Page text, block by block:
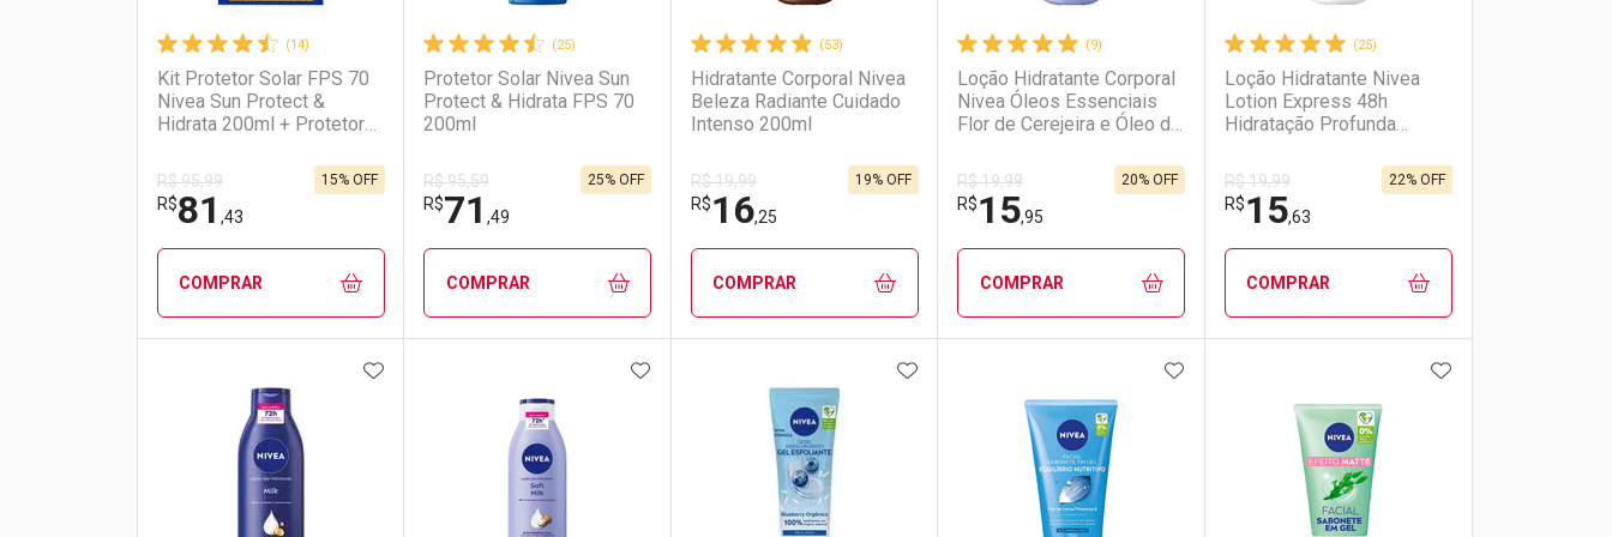
(14)
Kit Protetor Solar FPS 70
Nivea Sun Protect &
Hidrata 200ml + Protetor
Antissinais FPS 70 40ml
R$ 95,99
R$81 ,43
15% OFF
COMPRAR
Laboratório
Por Menos
(25)
Protetor Solar Nivea Sun
Protect & Hidrata FPS 70
200ml
R$ 95,59
R$71 ,49
25% OFF
COMPRAR
Laboratório
Por Menos
(53)
Hidratante Corporal Nivea
Beleza Radiante Cuidado
Intenso 200ml
R$ 19,99
R$16,25
19% OFF
COMPRAR
Laboratório
Por Menos
(9)
Loção Hidratante Corporal
Nivea Óleos Essenciais
Flor de Cerejeira e Óleo de
200ml
R$ 19,99
R$15,95
20% OFF
COMPRAR
Laboratório
Por Menos
(25)
Loção Hidratante Nivea
Lotion Express 48h
Hidratação Profunda
R$ 19,99
R$15,63
22% OFF
COMPRAR
Laboratório
Por Menos
ADICIONAR AOS FAVORITOSADICIONAR AOS FAVORITOSADICIONAR AOS FAVORITOSADICIONAR AOS FAVORITOSADICIONAR AOS